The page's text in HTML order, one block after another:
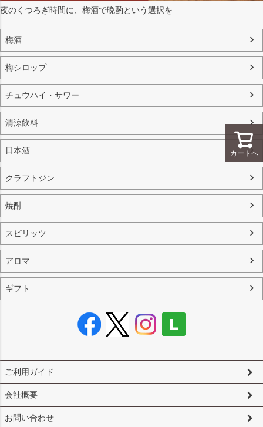
カートへ
夜のくつろぎ時間に、梅酒で晩酌という選択を
梅酒
梅シロップ
チュウハイ・サワー
清涼飲料
日本酒
クラフトジン
焼酎
スピリッツ
アロマ
ギフト
ご利用ガイド
会社概要
お問い合わせ